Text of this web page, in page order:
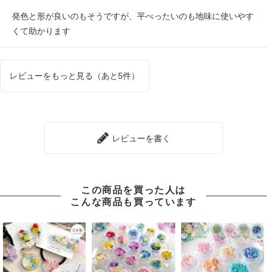
発色と形が良いのもそうですが、平べったいのも地味に使いやす
くて助かります
レビューをもっと見る（あと5件）
レビューを書く
この商品を買った人は
こんな商品も買っています